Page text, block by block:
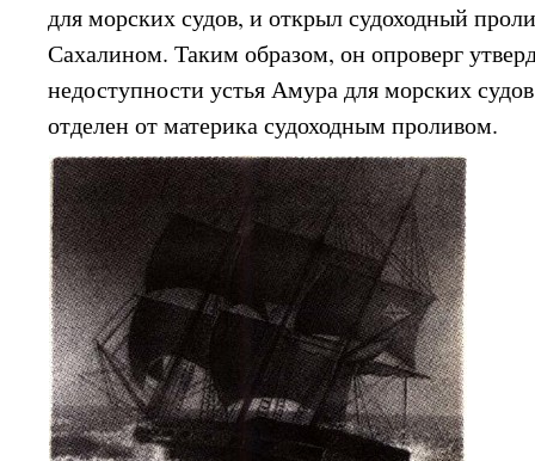
для морских судов, и открыл судоходный
Сахалином. Таким образом, он опроверг
недоступности устья Амура для морских
отделен от материка судоходным проливом.